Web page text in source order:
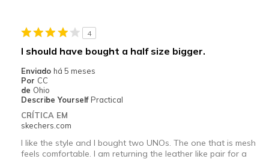
Casual Wear
Sizing
View On Shoes
Shoes are for Wearing
4
I should have bought a half size bigger.
Enviado há 5 meses
Por CC
de Ohio
Describe Yourself Practical
CRÍTICA EM
skechers.com
I like the style and I bought two UNOs. The one that is mesh
feels comfortable. I am returning the leather like pair for a